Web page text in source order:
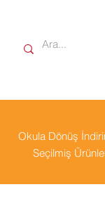
Okula Dönüş
Seçilmiş